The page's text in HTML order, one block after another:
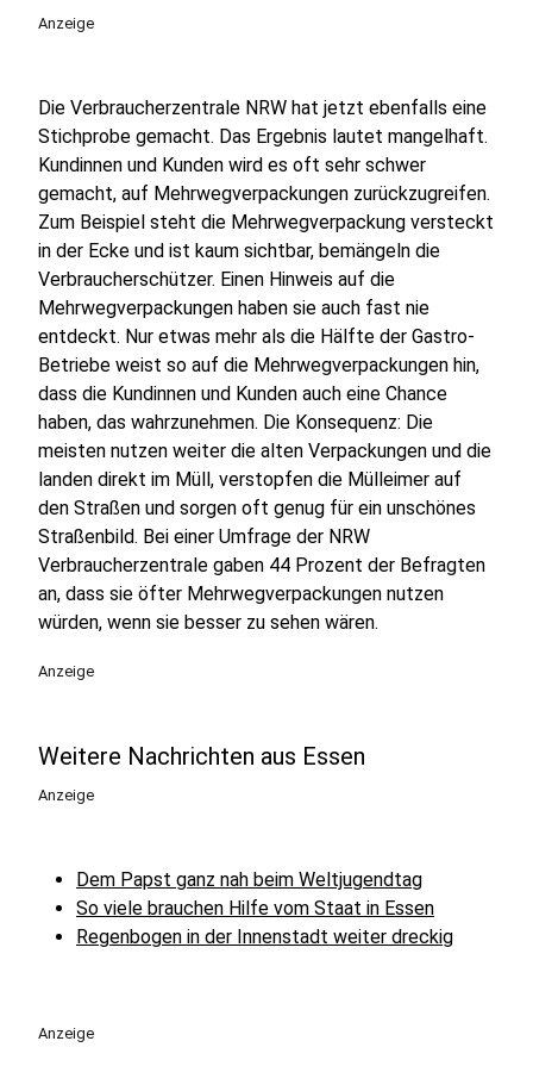
Anzeige
Die Verbraucherzentrale NRW hat jetzt ebenfalls eine
Stichprobe gemacht. Das Ergebnis lautet mangelhaft.
Kundinnen und Kunden wird es oft sehr schwer
gemacht, auf Mehrwegverpackungen zurückzugreifen.
Zum Beispiel steht die Mehrwegverpackung versteckt
in der Ecke und ist kaum sichtbar, bemängeln die
Verbraucherschützer. Einen Hinweis auf die
Mehrwegverpackungen haben sie auch fast nie
entdeckt. Nur etwas mehr als die Hälfte der Gastro-
Betriebe weist so auf die Mehrwegverpackungen hin,
dass die Kundinnen und Kunden auch eine Chance
haben, das wahrzunehmen. Die Konsequenz: Die
meisten nutzen weiter die alten Verpackungen und die
landen direkt im Müll, verstopfen die Mülleimer auf
den Straßen und sorgen oft genug für ein unschönes
Straßenbild. Bei einer Umfrage der NRW
Verbraucherzentrale gaben 44 Prozent der Befragten
an, dass sie öfter Mehrwegverpackungen nutzen
würden, wenn sie besser zu sehen wären.
Anzeige
Weitere Nachrichten aus Essen
Anzeige
Dem Papst ganz nah beim Weltjugendtag
So viele brauchen Hilfe vom Staat in Essen
Regenbogen in der Innenstadt weiter dreckig
Anzeige